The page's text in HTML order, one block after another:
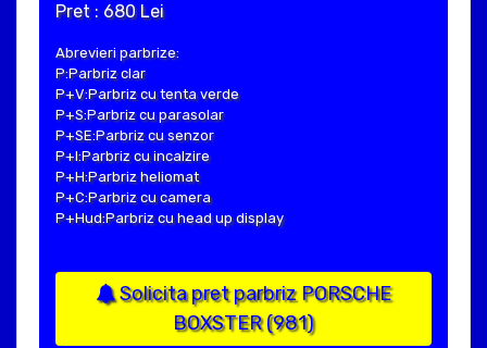
Pret : 680 Lei
Abrevieri parbrize:
P:Parbriz clar
P+V:Parbriz cu tenta verde
P+S:Parbriz cu parasolar
P+SE:Parbriz cu senzor
P+I:Parbriz cu incalzire
P+H:Parbriz heliomat
P+C:Parbriz cu camera
P+Hud:Parbriz cu head up display
Solicita pret parbriz PORSCHE
BOXSTER (981)